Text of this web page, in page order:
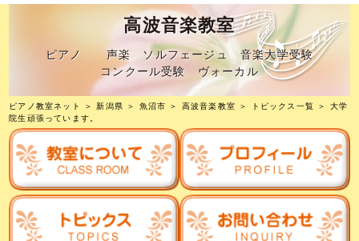
高波音楽教室
ピアノ 声楽 ソルフェージュ 音楽大学受験
コンクール受験 ヴォーカル
ピアノ教室ネット ＞新潟県 ＞ 魚沼市 ＞ 高波音楽教室 ＞ トピックス一覧 ＞ 大学
院生頑張っています。